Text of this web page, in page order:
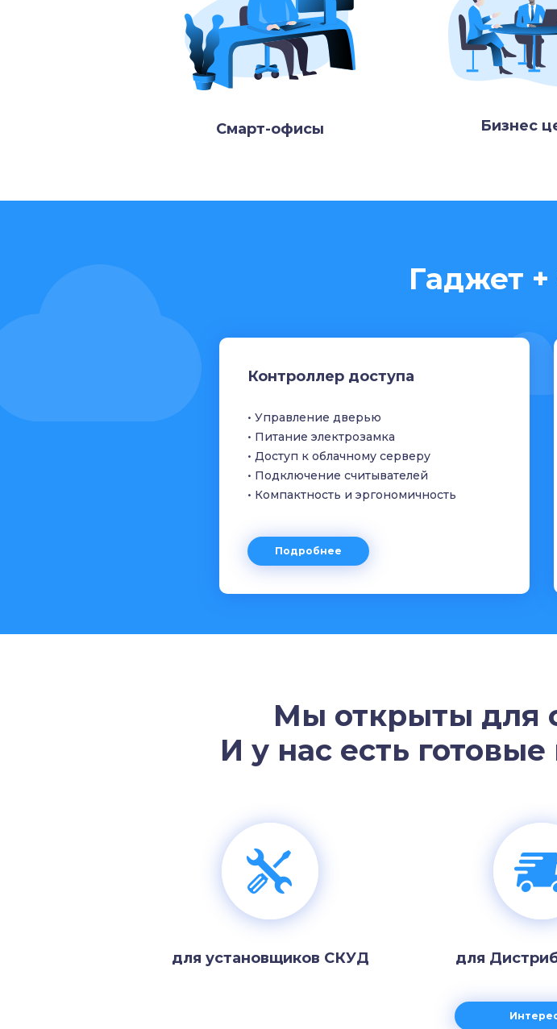
Смарт-офисы Бизнес
Гаджет
Контроллер доступа
• Управление дверью
• Питание электрозамка
• Доступ к облачному серверу
• Подключение считывателей
• Компактность и эргономичность
Подробнее
Мы открыты для
И у нас есть
для установщиков СКУД для